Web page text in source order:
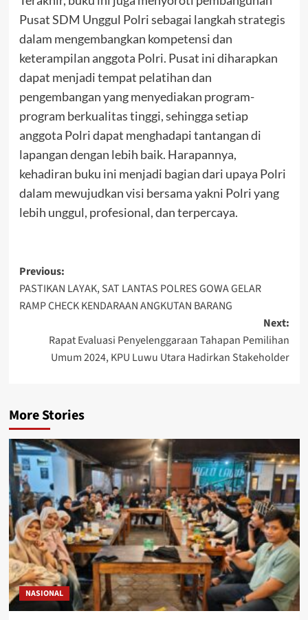
Pusat SDM Unggul Polri sebagai langkah strategis
dalam mengembangkan kompetensi dan
keterampilan anggota Polri. Pusat ini diharapkan
dapat menjadi tempat pelatihan dan
pengembangan yang menyediakan program-
program berkualitas tinggi, sehingga setiap
anggota Polri dapat menghadapi tantangan di
lapangan dengan lebih baik. Harapannya,
kehadiran buku ini menjadi bagian dari upaya Polri
dalam mewujudkan visi bersama yakni Polri yang
lebih unggul, profesional, dan terpercaya.
Post
navigation
Previous:
PASTIKAN LAYAK, SAT LANTAS POLRES GOWA GELAR
RAMP CHECK KENDARAAN ANGKUTAN BARANG
Next:
Rapat Evaluasi Penyelenggaraan Tahapan Pemilihan
Umum 2024, KPU Luwu Utara Hadirkan Stakeholder
More Stories
NASIONAL